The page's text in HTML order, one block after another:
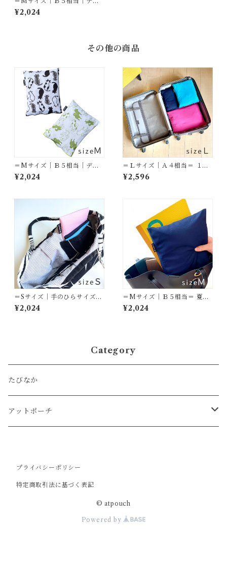
イン＝ おでかけを楽しく彩る
柄シリーズ
¥2,024
その他の商品
＝Mサイズ｜Ｂ５相当｜デザ
イン＝ おでかけを楽しく彩る
柄シリーズ
¥2,024
＝Ｌサイズ｜Ａ４相当＝ １～
２泊の旅の着替えに
¥2,596
＝Sサイズ｜手のひらサイズ＝
衛生用品・ガジェット・小物
に
¥2,024
＝Mサイズ｜Ｂ５相当＝ 夏の
１泊旅行・ジム・日常に
¥2,024
Category
たびなか
アットポーチ
プライバシーポリシー
特定商取引法に基づく表記
© atpouch
Powered by